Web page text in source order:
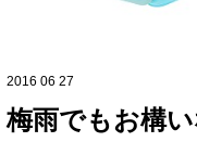
2016 06 27
梅雨でもお構い